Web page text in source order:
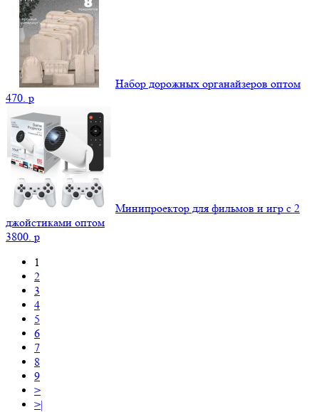
Набор дорожных органайзеров оптом
470. p
Минипроектор для фильмов и игр с 2
джойстиками оптом
3800. p
1
2
3
4
5
6
7
8
9
>
>|